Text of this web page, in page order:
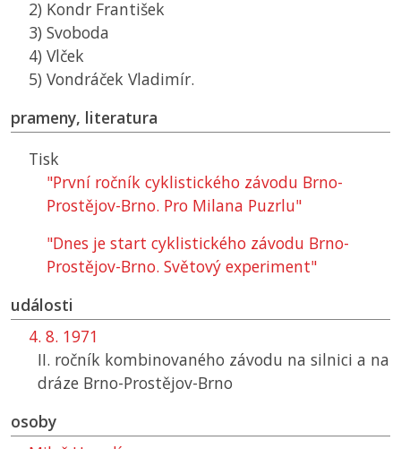
2) Kondr František
3) Svoboda
4) Vlček
5) Vondráček Vladimír.
prameny, literatura
Tisk
"První ročník cyklistického závodu Brno-
Prostějov-Brno. Pro Milana Puzrlu"
"Dnes je start cyklistického závodu Brno-
Prostějov-Brno. Světový experiment"
události
4. 8. 1971
II. ročník kombinovaného závodu na silnici a na
dráze Brno-Prostějov-Brno
osoby